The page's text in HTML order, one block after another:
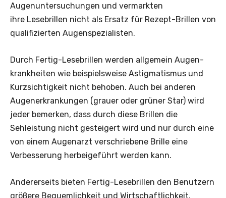
Augenuntersuchungen und vermarkten
ihre Lesebrillen nicht als Ersatz für Rezept-Brillen von
qualifizierten Augenspezialisten.
Durch Fertig-Lesebrillen werden allgemein Augen­
krankheiten wie beispielsweise Astigmatismus und
Kurzsichtigkeit nicht behoben. Auch bei anderen
Augenerkrankungen (grauer oder grüner Star) wird
jeder ­bemerken, dass durch diese Brillen die
Sehleistung nicht gesteigert wird und nur durch eine
von einem Augenarzt verschriebene Brille eine
Verbesserung herbeigeführt werden kann.
Andererseits bieten Fertig-Lesebrillen den ­Benutzern
größere Bequemlichkeit und Wirtschaftlichkeit.